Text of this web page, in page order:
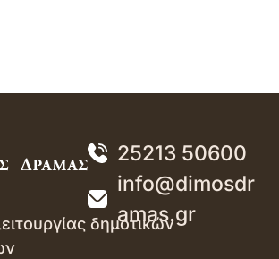
25213 50600
info@dimosdr
amas.gr
δημοτικών